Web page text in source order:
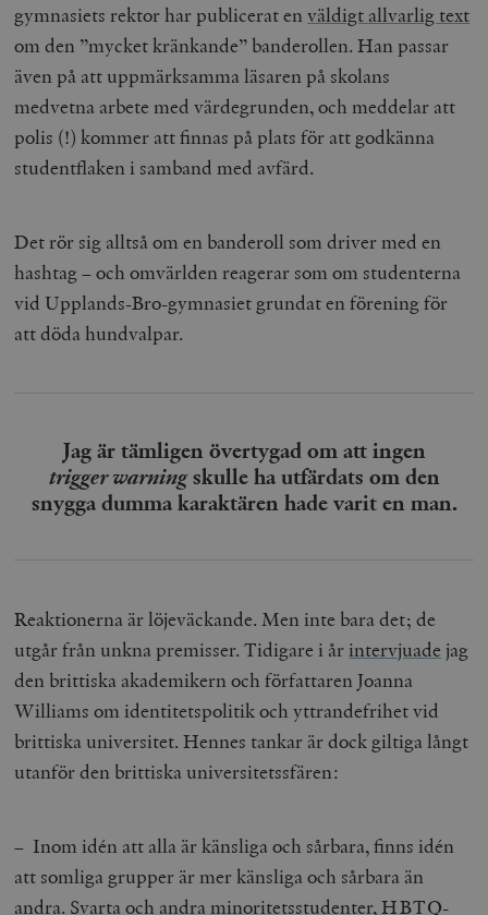
gymnasiets rektor har publicerat enväldigt allvarlig text
om den ”mycket kränkande” banderollen. Han passar
även på att uppmärksamma läsaren på skolans
medvetna arbete med värdegrunden, och meddelar att
polis (!) kommer att finnas på plats för att godkänna
studentflaken i samband med avfärd.
Det rör sig alltså om en banderoll som driver med en
hashtag – och omvärlden reagerar som om studenterna
vid Upplands-Bro-gymnasiet grundat en förening för
att döda hundvalpar.
Jag är tämligen övertygad om att ingen
trigger warningskulle ha utfärdats om den
snygga dumma karaktären hade varit en man.
Reaktionerna är löjeväckande. Men inte bara det; de
utgår från unkna premisser. Tidigare i årintervjuade jag
den brittiska akademikern och författaren Joanna
Williams om identitetspolitik och yttrandefrihet vid
brittiska universitet. Hennes tankar är dock giltiga långt
utanför den brittiska universitetssfären:
– Inom idén att alla är känsliga och sårbara, finns idén
att somliga grupper är mer känsliga och sårbara än
andra. Svarta och andra minoritetsstudenter, HBTQ-